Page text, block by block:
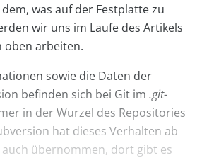
was auf der Festplatte zu
wir uns im Laufe des Artikels
oben arbeiten.
sowie die Daten der
befinden sich bei Git im .git-
in der Wurzel des Repositories
hat dieses Verhalten ab
auch übernommen, dort gibt es